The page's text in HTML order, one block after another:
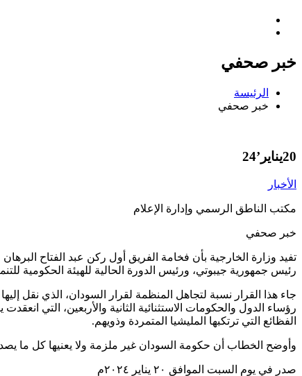
خبر صحفي
الرئيسة
خبر صحفي
20يناير’24
الأخبار
مكتب الناطق الرسمي وإدارة الإعلام
خبر صحفي
رئيس جمهورية جيبوتي، ورئيس الدورة الحالية للهيئة الحكومية
جاء هذا القرار نسبة لتجاهل المنظمة لقرار السودان، الذي
الفظائع التي ترتكبها المليشيا المتمردة وذويهم.
وأوضح الخطاب أن حكومة السودان غير ملزمة ولا يعنيها كل ما
صدر في يوم السبت الموافق ٢٠ يناير ٢٠٢٤م